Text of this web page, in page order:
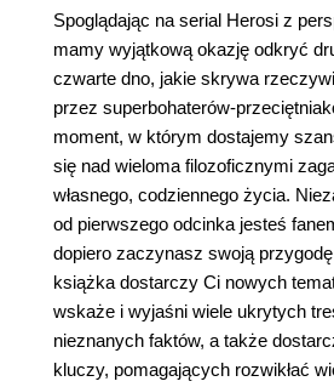
Spoglądając na serial Herosi z
mamy wyjątkową okazję odkryć
czwarte dno, jakie skrywa
przez superbohaterów-
moment, w którym dostajemy
się nad wieloma filozoficznymi
własnego, codziennego życia.
od pierwszego odcinka jesteś
dopiero zaczynasz swoją
książka dostarczy Ci nowych
wskaże i wyjaśni wiele ukrytych
nieznanych faktów, a także
kluczy, pomagających rozwikłać